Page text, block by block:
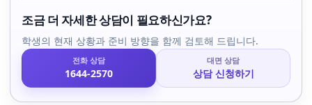
조금 더 자세한 상담이 필요하신가요?
학생의 현재 상황과 준비 방향을 함께 검토해 드립니다.
전화 상담
1644-2570
대면 상담
상담 신청하기